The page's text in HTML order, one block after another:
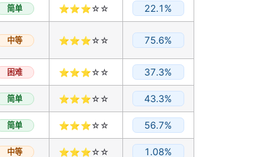
简单 ⭐⭐⭐☆☆ 22.1%
中等 ⭐⭐⭐☆☆ 75.6%
困难 ⭐⭐⭐☆☆ 37.3%
简单 ⭐⭐⭐☆☆ 43.3%
简单 ⭐⭐⭐☆☆ 56.7%
中等 ⭐⭐⭐☆☆ 1.08%